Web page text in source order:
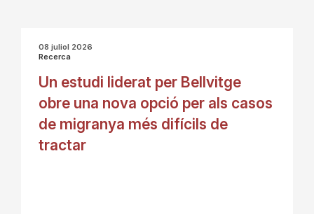
08 juliol 2026
Recerca
Un estudi liderat per Bellvitge
obre una nova opció per als casos
de migranya més difícils de
tractar